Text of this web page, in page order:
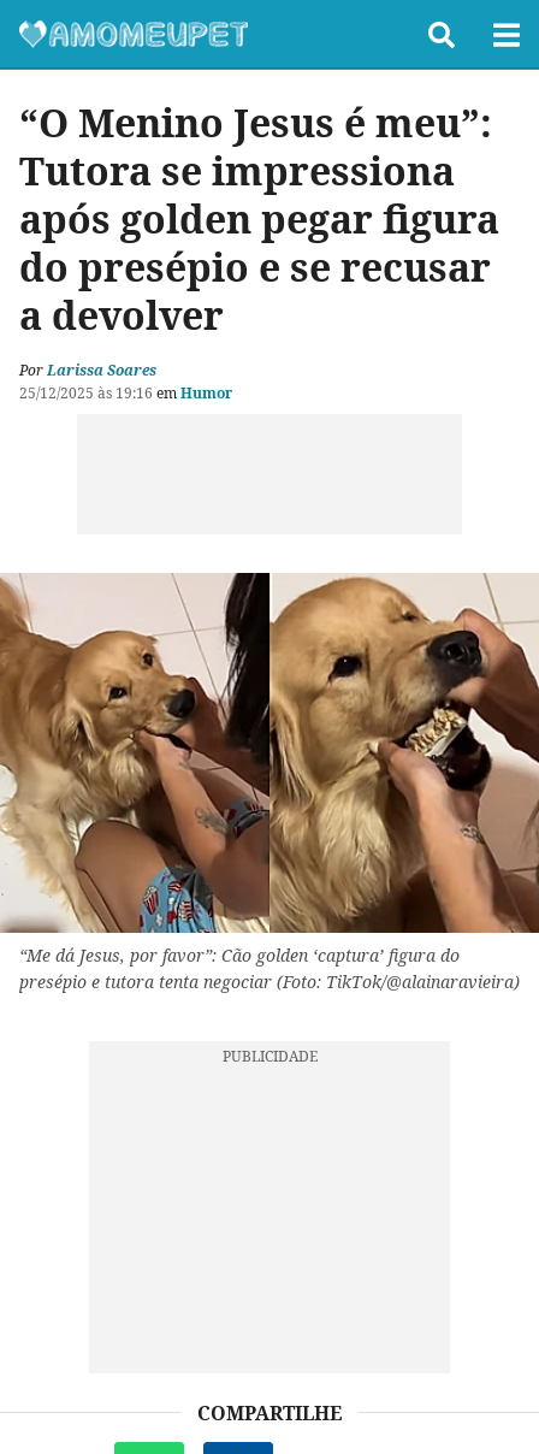
“O Menino Jesus é meu”:
Tutora se impressiona
após golden pegar figura
do presépio e se recusar
a devolver
PorLarissa Soares
25/12/2025 às 19:16 emHumor
“Me dá Jesus, por favor”: Cão golden ‘captura’ figura do
presépio e tutora tenta negociar (Foto: TikTok/@alainaravieira)
COMPARTILHE